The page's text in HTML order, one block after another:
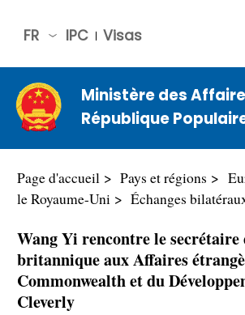
IPC Visas
FR
中文
Engli
sh
Русс
Espa
عربي
Ministère des
République
Page d'accueil Pays et régions
le Royaume-Uni
Échanges
Wang Yi rencontre le secrétaire
britannique aux Affaires
Commonwealth et du
Cleverly